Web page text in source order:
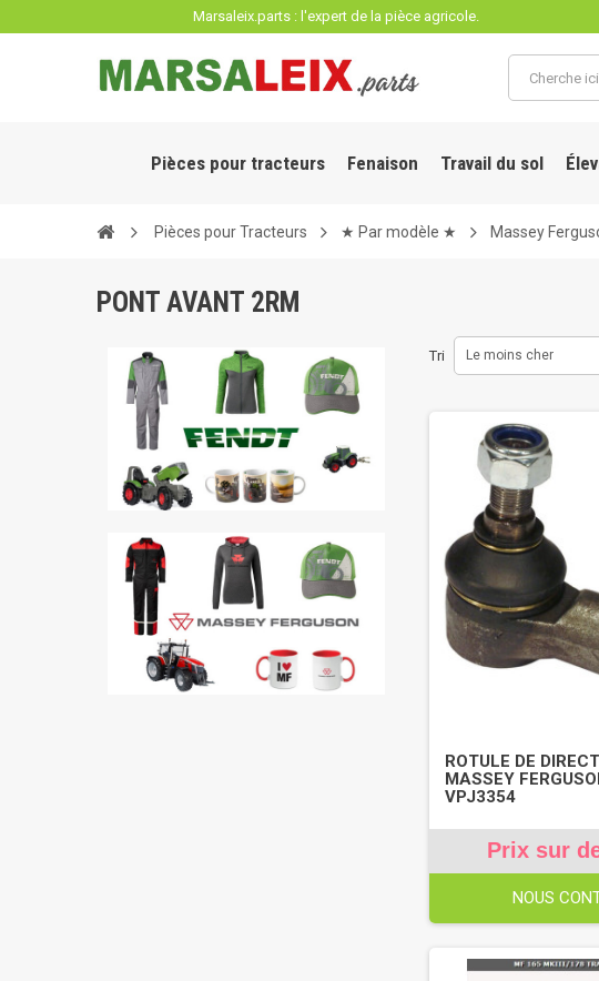
Marsaleix.parts : l'expert de la pièce agricole.
Pièces pour tracteurs Fenaison Travail du sol
Pièces pour Tracteurs ★ Par modèle ★ Massey
PONT AVANT 2RM
Tri Le moins cher
ROTULE DE
MASSEY
VPJ3354
Prix sur
NOUS
Panneau de gestion des cookies